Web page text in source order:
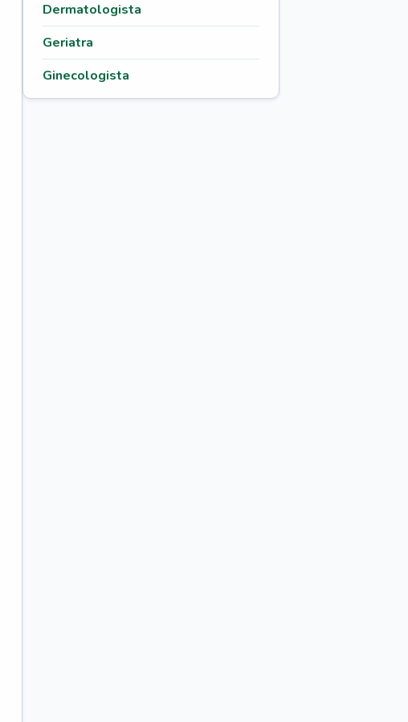
Dermatologista
Geriatra
Ginecologista